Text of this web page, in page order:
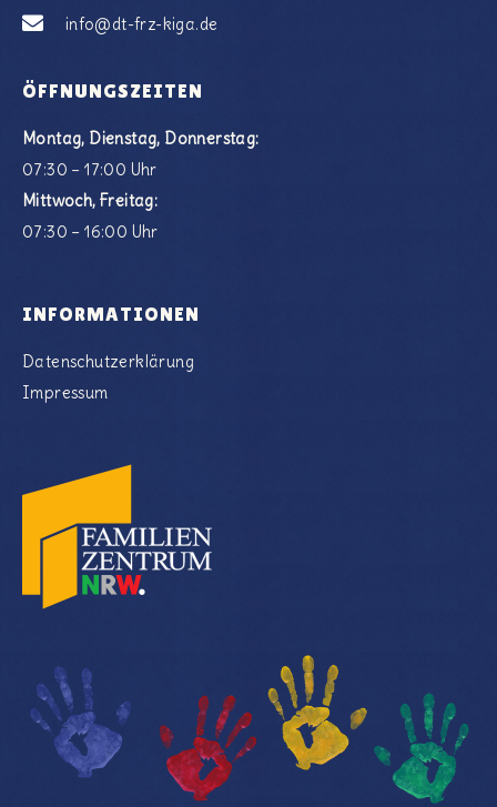
info@dt-frz-kiga.de
ÖFFNUNGSZEITEN
Montag, Dienstag, Donnerstag:
07:30 – 17:00 Uhr
Mittwoch, Freitag:
07:30 – 16:00 Uhr
INFORMATIONEN
Datenschutzerklärung
Impressum